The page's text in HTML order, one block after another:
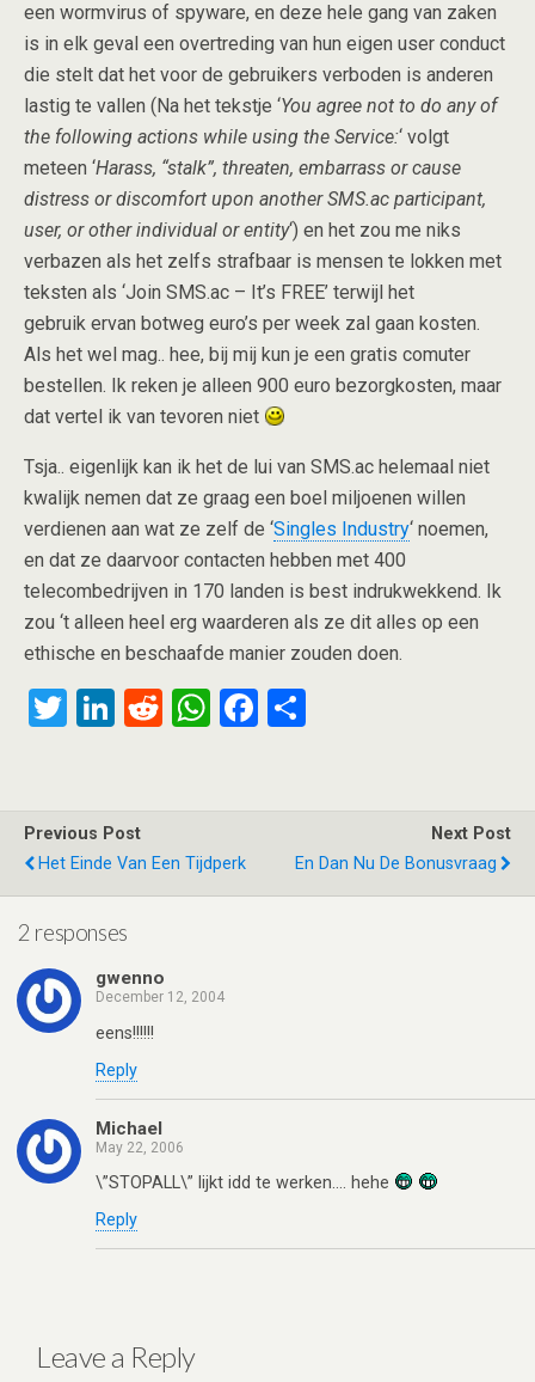
een wormvirus of spyware, en deze hele gang van zaken
is in elk geval een overtreding van hun eigen user conduct
die stelt dat het voor de gebruikers verboden is anderen
lastig te vallen (Na het tekstje ‘You agree not to do any of
the following actions while using the Service:‘ volgt
meteen ‘Harass, “stalk”, threaten, embarrass or cause
distress or discomfort upon another SMS.ac participant,
user, or other individual or entity‘) en het zou me niks
verbazen als het zelfs strafbaar is mensen te lokken met
teksten als ‘Join SMS.ac – It’s FREE’ terwijl het
gebruik ervan botweg euro’s per week zal gaan kosten.
Als het wel mag.. hee, bij mij kun je een gratis comuter
bestellen. Ik reken je alleen 900 euro bezorgkosten, maar
dat vertel ik van tevoren niet
Tsja.. eigenlijk kan ik het de lui van SMS.ac helemaal niet
kwalijk nemen dat ze graag een boel miljoenen willen
verdienen aan wat ze zelf de ‘Singles Industry‘ noemen,
en dat ze daarvoor contacten hebben met 400
telecombedrijven in 170 landen is best indrukwekkend. Ik
zou ‘t alleen heel erg waarderen als ze dit alles op een
ethische en beschaafde manier zouden doen.
T
er
Li
dI
n
R
t
W
A
p
F
o
Previous Post
Het Einde Van Een Tijdperk
Next Post
En Dan Nu De Bonusvraag
2 responses
gwenno
December 12, 2004
eens!!!!!!
Reply
Michael
May 22, 2006
\”STOPALL\” lijkt idd te werken…. hehe
Reply
Leave a Reply